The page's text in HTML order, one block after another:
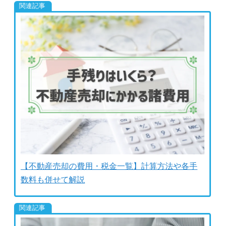
【不動産売却の費用・税金一覧】計算方法や各手
数料も併せて解説